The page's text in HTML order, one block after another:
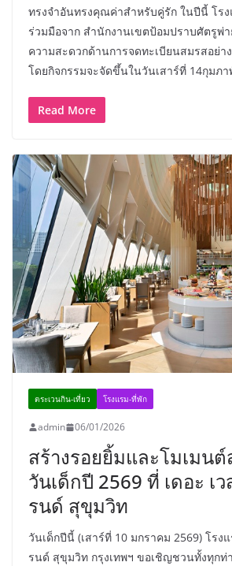
ทรงจำอันทรงคุณค่าสำหรับคู่รัก ในปีนี้ โร
ร่วมมือจาก สำนักงานเขตป้อมปราบศัตรูพ่
ความสะดวกด้านการจดทะเบียนสมรสอย่า
โดยกิจกรรมจะจัดขึ้นในวันเสาร์ที่ 14กุมภ
Read More
ตระเวนกิน-เที่ยว โรงแรม-ที่พัก
admin 06/01/2026
สร้างรอยยิ้มและโมเมน
วันเด็กปี 2569 ที่ เดอะ เ
รนด์ สุขุมวิท
วันเด็กปีนี้ (เสาร์ที่ 10 มกราคม 2569) โรง
รนด์ สุขุมวิท กรุงเทพฯ ขอเชิญชวนทั้งทุก